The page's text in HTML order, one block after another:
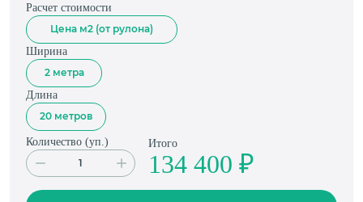
Расчет стоимости
Цена м2 (от рулона)
Ширина
2 метра
Длина
20 метров
Количество (уп. ) Итого
134 400 ₽